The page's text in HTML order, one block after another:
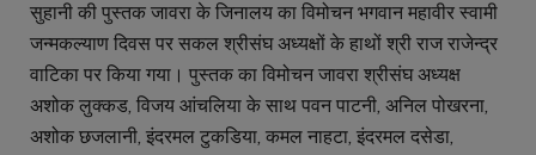
सुहानी की पुस्तक जावरा के जिनालय का विमोचन भगवान महावीर स्वामी
जन्मकल्याण दिवस पर सकल श्रीसंघ अध्यक्षों के हाथों श्री राज राजेन्द्र
वाटिका पर किया गया। पुस्तक का विमोचन जावरा श्रीसंघ अध्यक्ष
अशोक लुक्कड, विजय आंचलिया के साथ पवन पाटनी, अनिल पोखरना,
अशोक छजलानी, इंदरमल टुकडिया, कमल नाहटा, इंदरमल दसेडा,